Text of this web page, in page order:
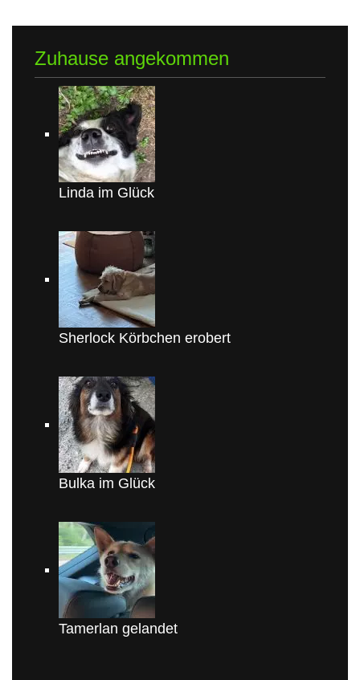
Zuhause angekommen
Linda im Glück
Sherlock Körbchen erobert
Bulka im Glück
Tamerlan gelandet